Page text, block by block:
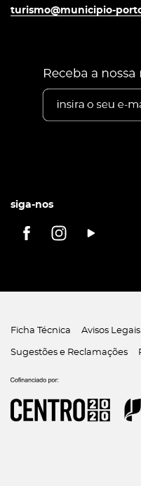
turismo@municipio-
siga-nos
Ficha Técnica Avisos Legais
Sugestões e Reclamações